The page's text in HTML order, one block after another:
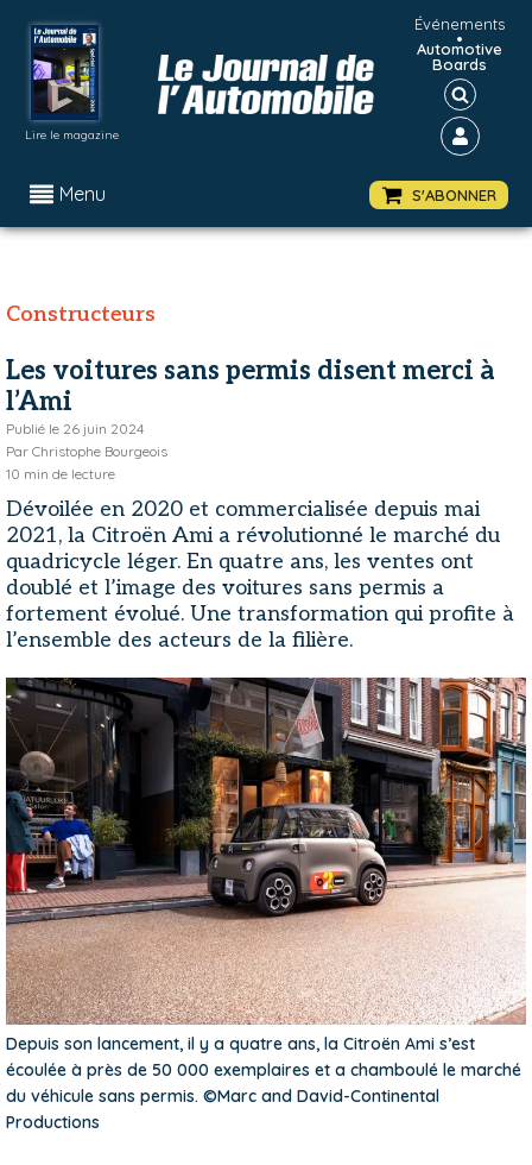
Lire le magazine
Événements
•
Automotive
Boards
Menu S'ABONNER
Constructeurs
Les voitures sans permis disent merci à
l’Ami
Publié le 26 juin 2024
Par Christophe Bourgeois
10 min de lecture
Dévoilée en 2020 et commercialisée depuis mai
2021, la Citroën Ami a révolutionné le marché du
quadricycle léger. En quatre ans, les ventes ont
doublé et l’image des voitures sans permis a
fortement évolué. Une transformation qui profite à
l’ensemble des acteurs de la filière.
Depuis son lancement, il y a quatre ans, la Citroën Ami s’est
écoulée à près de 50 000 exemplaires et a chamboulé le marché
du véhicule sans permis. ©Marc and David-Continental
Productions